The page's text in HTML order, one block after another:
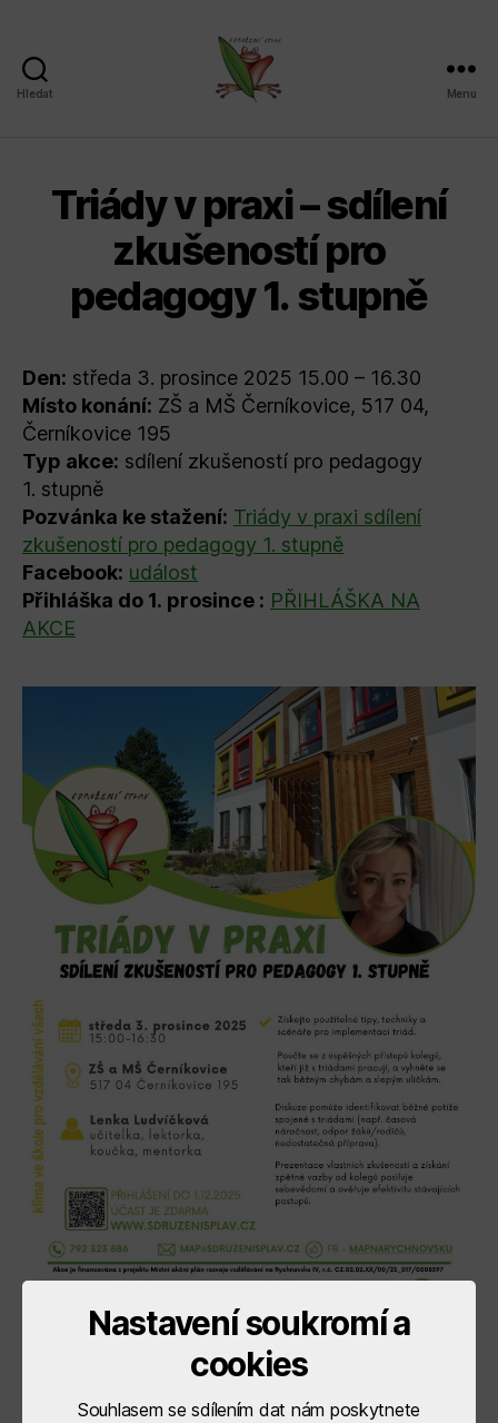
Hledat Menu
Triády v praxi – sdílení
zkušeností pro
pedagogy 1. stupně
Den: středa 3. prosince 2025 15.00 – 16.30
Místo konání: ZŠ a MŠ Černíkovice, 517 04,
Černíkovice 195
Typ akce: sdílení zkušeností pro pedagogy
1. stupně
Pozvánka ke stažení: Triády v praxi sdílení
zkušeností pro pedagogy 1. stupně
Facebook: událost
Přihláška do 1. prosince : PŘIHLÁŠKA NA
AKCE
Nastavení soukromí a
cookies
Souhlasem se sdílením dat nám poskytnete